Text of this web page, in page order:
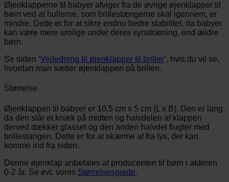
Øjenklapperne til babyer afviger fra de øvrige øjenklapper til
børn ved at hullerne, som brillestængerne skal igennem, er
mindre. Dette er for at sikre endnu bedre stabilitet, da babyer
kan være mere urolige under deres synstræning, end ældre
børn.
Se siden ’Vejledning til øjenklapper til briller’, hvis du vil se,
hvordan man sætter øjenklappen på brillen.
Størrelse
Øjenklappen til babyer er 10,5 cm x 5 cm (L x B). Den er lang,
da den slår et knæk på midten og halvdelen af klappen
derved dækker glasset og den anden halvdel flugter med
brillestangen. Dette er for at skærme af fra lys, der kan
komme ind fra siden.
Denne øjenklap anbefales af producenten til børn i alderen
0-2 år. Se evt. vores Størrelsesguide.